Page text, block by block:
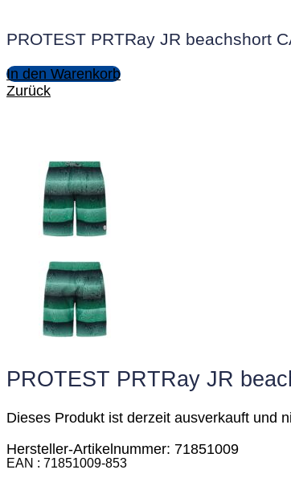
PROTEST PRTRay JR beachshort
In den Warenkorb
Zurück
PROTEST PRTRay JR
Dieses Produkt ist derzeit ausverkauft und
Hersteller-Artikelnummer: 71851009
EAN 71851009-853